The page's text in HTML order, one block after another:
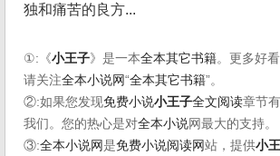
独和痛苦的良方...
①:《小王子》是一本全本其它书籍。更多好
请关注全本小说网“全本其它书籍”。
②:如果您发现免费小说小王子全文阅读章节
我们。您的热心是对全本小说网最大的支持。
③:全本小说网是免费小说阅读网站，提供小